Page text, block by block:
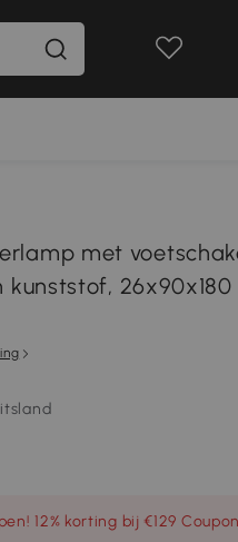
met
12% korting bij €129